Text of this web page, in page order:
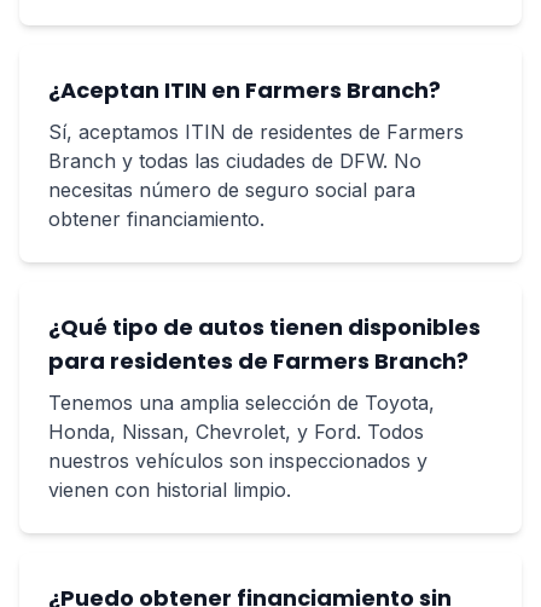
¿Aceptan ITIN en Farmers Branch?
Sí, aceptamos ITIN de residentes de Farmers
Branch y todas las ciudades de DFW. No
necesitas número de seguro social para
obtener financiamiento.
¿Qué tipo de autos tienen disponibles
para residentes de Farmers Branch?
Tenemos una amplia selección de Toyota,
Honda, Nissan, Chevrolet, y Ford. Todos
nuestros vehículos son inspeccionados y
vienen con historial limpio.
¿Puedo obtener financiamiento sin